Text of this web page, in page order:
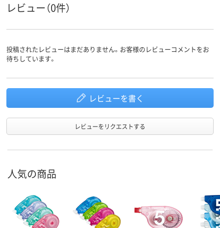
レビュー（0件）
投稿されたレビューはまだありません。お客様のレビューコメントをお
待ちしています。
レビューを書く
レビューをリクエストする
人気の商品